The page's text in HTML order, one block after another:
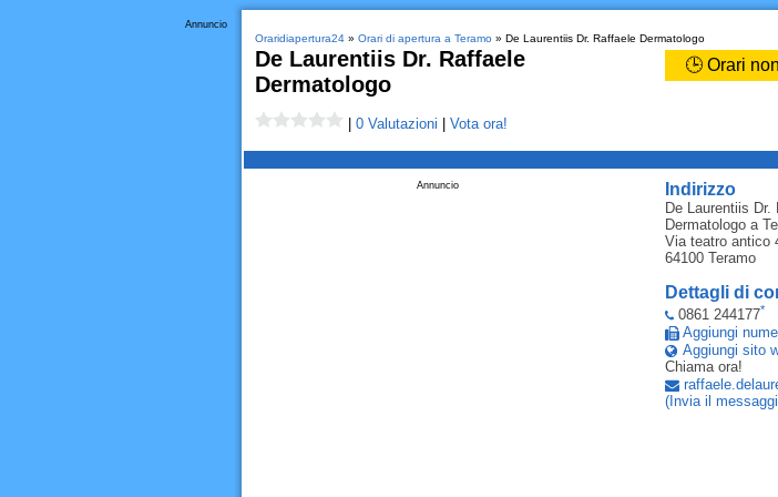
Annuncio
Oraridiapertura24» Orari di apertura a Teramo» De Laurentiis Dr. Raffaele Dermatologo
De Laurentiis Dr. Raffaele
Dermatologo
🕒 Orari
0 Valutazioni Vota ora!
Indirizzo
De Laurentiis Dr.
Dermatologoa
Via teatro antico
64100 Teramo
Dettagli di
0861 244177*
Aggiungi
Aggiungi sito
Chiama ora!
raffaele.
(Invia il
Annuncio